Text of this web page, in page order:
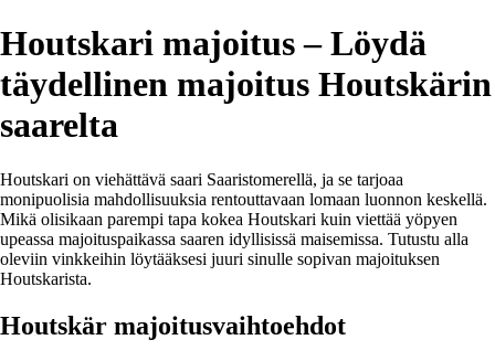
Houtskari majoitus – Löydä
täydellinen majoitus Houtskärin
saarelta
Houtskari on viehättävä saari Saaristomerellä, ja se tarjoaa
monipuolisia mahdollisuuksia rentouttavaan lomaan luonnon keskellä.
Mikä olisikaan parempi tapa kokea Houtskari kuin viettää yöpyen
upeassa majoituspaikassa saaren idyllisissä maisemissa. Tutustu alla
oleviin vinkkeihin löytääksesi juuri sinulle sopivan majoituksen
Houtskarista.
Houtskär majoitusvaihtoehdot